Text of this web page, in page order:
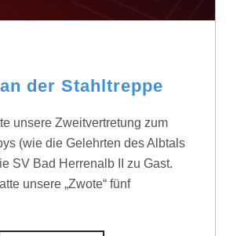
der Stahltreppe
unsere Zweitvertretung zum
(wie die Gelehrten des Albtals
SV Bad Herrenalb II zu Gast.
unsere „Zwote“ fünf